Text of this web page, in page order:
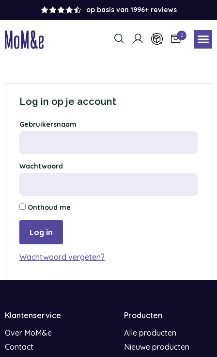
op basis van 1996+ reviews
0
Log in op je account
Gebruikersnaam
Wachtwoord
Onthoud me
Wachtwoord vergeten?
Klantenservice
Over MoM&e
Contact
Producten
Alle producten
Nieuwe producten